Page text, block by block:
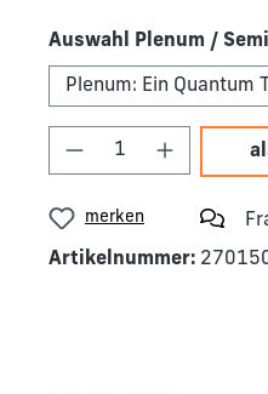
Auswahl Plenum /
Produkt Anzahl:
merken
Artikelnummer: